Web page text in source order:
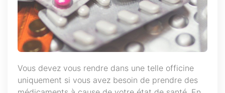
Vous devez vous rendre dans une telle officine
uniquement si vous avez besoin de prendre des